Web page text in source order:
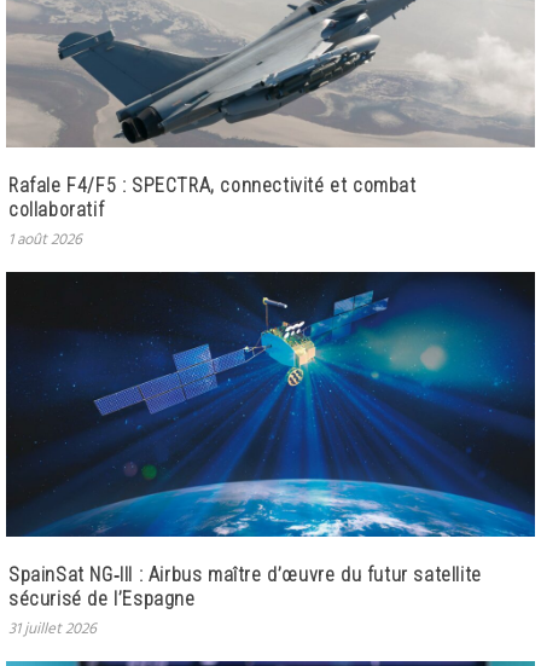
Rafale F4/F5 : SPECTRA, connectivité et combat
collaboratif
1 août 2026
SpainSat NG‑III : Airbus maître d’œuvre du futur satellite
sécurisé de l’Espagne
31 juillet 2026